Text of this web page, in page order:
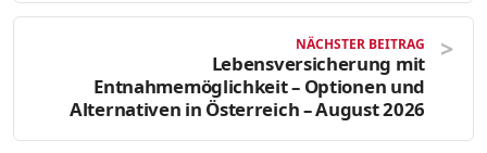
NÄCHSTER BEITRAG
Lebensversicherung mit
Entnahmemöglichkeit – Optionen und
Alternativen in Österreich – August 2026